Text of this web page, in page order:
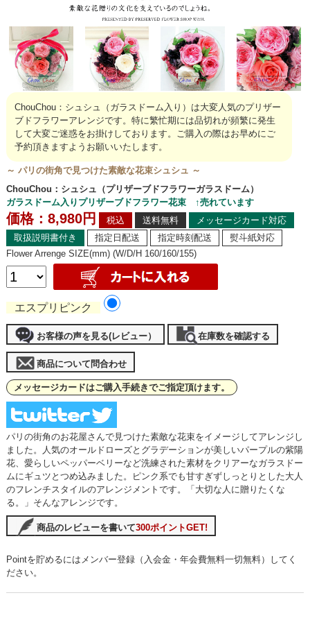
ChouChou：シュシュ（ガラスドーム入り）は大変人気のプリザー
ブドフラワーアレンジです。特に繁忙期には品切れが頻繁に発生
して大変ご迷惑をお掛けしております。ご購入の際はお早めにご
予約頂きますようお願いいたします。
～ パリの街角で見つけた素敵な花束シュシュ ～
ChouChou：シュシュ（プリザーブドフラワーガラスドーム）
ガラスドーム入りプリザーブドフラワー花束 ↑売れています
価格：8,980円 税込 送料無料
メッセージカード対応
取扱説明書付き
指定日配送 指定時刻配送
熨斗紙対応
Flower Arrenge SIZE(mm) (W/D/H 160/160/155)
エスプリピンク
お客様の声を見る(レビュー） 在庫数を確認する
商品について問合わせ
メッセージカードはご購入手続きでご指定頂けます。
パリの街角のお花屋さんで見つけた素敵な花束をイメージしてアレンジし
ました。人気のオールドローズとグラデーションが美しいパープルの紫陽
花、愛らしいペッパーベリーなど洗練された素材をクリアーなガラスドー
ムにギュツとつめ込みました。ピンク系でも甘すぎずしっとりとした大人
のフレンチスタイルのアレンジメントです。「大切な人に贈りたくな
る。」そんなアレンジです。
商品のレビューを書いて300ポイントGET!
Pointを貯めるにはメンバー登録（入会金・年会費無料一切無料）してく
ださい。